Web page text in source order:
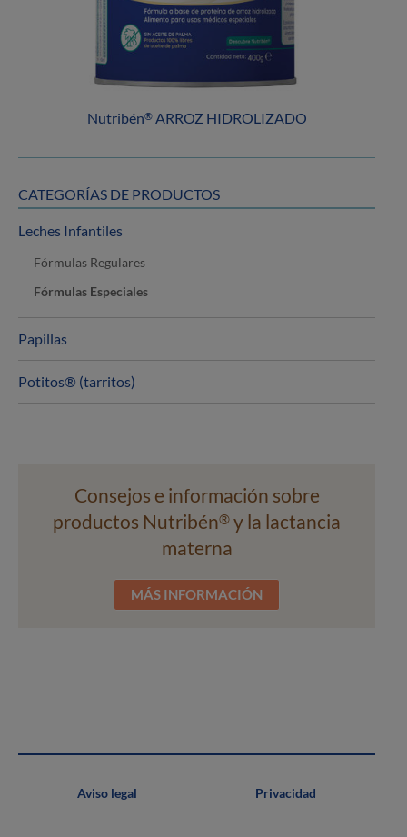
Nutribén®ARROZ HIDROLIZADO
CATEGORÍAS DE PRODUCTOS
Leches Infantiles
Fórmulas Regulares
Fórmulas Especiales
Papillas
Potitos® (tarritos)
Consejos e información sobre
productos Nutribén® y la lactancia
materna
MÁS INFORMACIÓN
Aviso legal Privacidad